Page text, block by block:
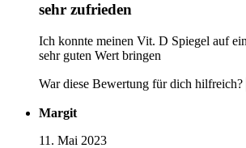
sehr zufrieden
Ich konnte meinen Vit. D Spiegel auf
sehr guten Wert bringen
War diese Bewertung für dich hilfreich?
Margit
11. Mai 2023